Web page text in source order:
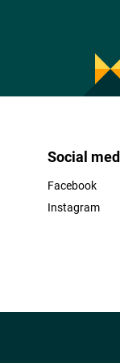
Social
Facebook
Instagram